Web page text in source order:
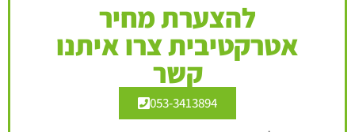
להצערת מחיר
אטרקטיבית צרו איתנו
קשר
053-3413894